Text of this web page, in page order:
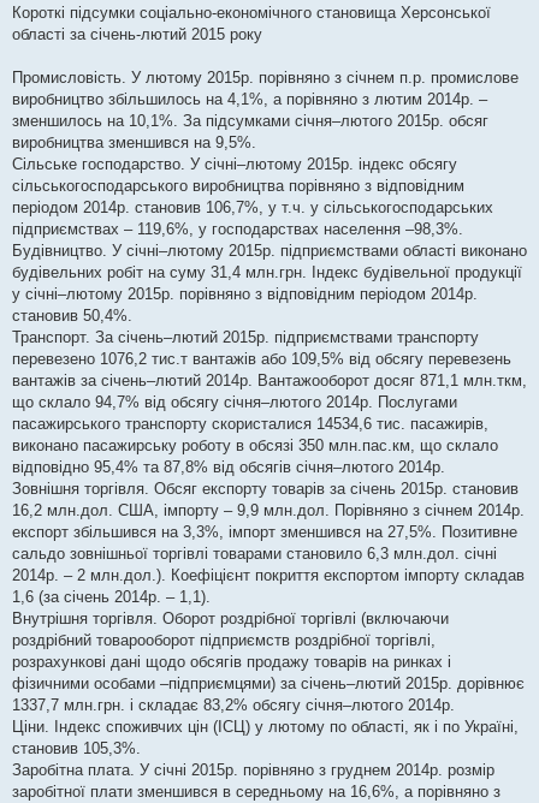
о
м
л
н
я
Короткі підсумки соціально-економічного становища Херсонської
області за січень-лютий 2015 року
Промисловість. У лютому 2015р. порівняно з січнем п.р. промислове
виробництво збільшилось на 4,1%, а порівняно з лютим 2014р. –
зменшилось на 10,1%. За підсумками січня–лютого 2015р. обсяг
виробництва зменшився на 9,5%.
Сільське господарство. У січні–лютому 2015р. індекс обсягу
сільськогосподарського виробництва порівняно з відповідним
періодом 2014р. становив 106,7%, у т.ч. у сільськогосподарських
підприємствах – 119,6%, у господарствах населення –98,3%.
Будівництво. У січні–лютому 2015р. підприємствами області виконано
будівельних робіт на суму 31,4 млн.грн. Індекс будівельної продукції
у січні–лютому 2015р. порівняно з відповідним періодом 2014р.
становив 50,4%.
Транспорт. За січень–лютий 2015р. підприємствами транспорту
перевезено 1076,2 тис.т вантажів або 109,5% від обсягу перевезень
вантажів за січень–лютий 2014р. Вантажооборот досяг 871,1 млн.ткм,
що склало 94,7% від обсягу січня–лютого 2014р. Послугами
пасажирського транспорту скористалися 14534,6 тис. пасажирів,
виконано пасажирську роботу в обсязі 350 млн.пас.км, що склало
відповідно 95,4% та 87,8% від обсягів січня–лютого 2014р.
Зовнішня торгівля. Обсяг експорту товарів за січень 2015р. становив
16,2 млн.дол. США, імпорту – 9,9 млн.дол. Порівняно з січнем 2014р.
експорт збільшився на 3,3%, імпорт зменшився на 27,5%. Позитивне
сальдо зовнішньої торгівлі товарами становило 6,3 млн.дол. січні
2014р. – 2 млн.дол.). Коефіцієнт покриття експортом імпорту складав
1,6 (за січень 2014р. – 1,1).
Внутрішня торгівля. Оборот роздрібної торгівлі (включаючи
роздрібний товарооборот підприємств роздрібної торгівлі,
розрахункові дані щодо обсягів продажу товарів на ринках і
фізичними особами –підприємцями) за січень–лютий 2015р. дорівнює
1337,7 млн.грн. і складає 83,2% обсягу січня–лютого 2014р.
Ціни. Індекс споживчих цін (ІСЦ) у лютому по області, як і по Україні,
становив 105,3%.
Заробітна плата. У січні 2015р. порівняно з груднем 2014р. розмір
заробітної плати зменшився в середньому на 16,6%, а порівняно з